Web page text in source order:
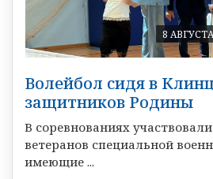
8
Волейбол сидя в
защитников Родины
В соревнованиях
ветеранов специальной
имеющие ...